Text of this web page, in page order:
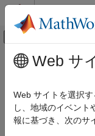
コンテンツへスキップ
オフキャ
ドキュメンテーションの
航空宇宙、防衛
UAV Toolbox
メインコンテンツ
自動操縦
ェイス
PX4®および
Web サ
Web サイトを選択
し、地域のイベント
報に基づき、次のサ